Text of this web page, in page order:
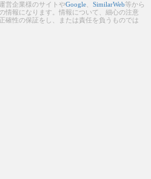
営企業様のサイトやGoogle SimilarWeb等から
情報になります。情報について、細心の注意
確性の保証をし、または責任を負うものでは